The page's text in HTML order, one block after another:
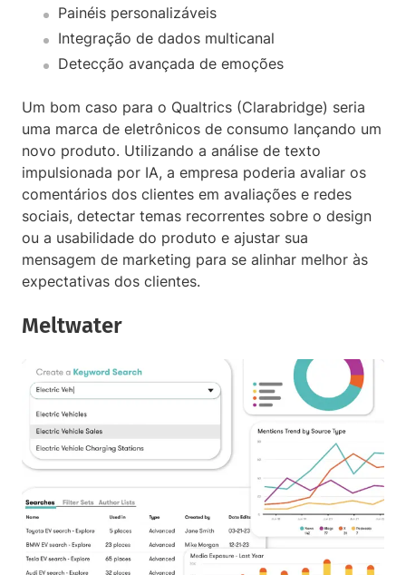
Painéis personalizáveis
Integração de dados multicanal
Detecção avançada de emoções
Um bom caso para o Qualtrics (Clarabridge) seria
uma marca de eletrônicos de consumo lançando um
novo produto. Utilizando a análise de texto
impulsionada por IA, a empresa poderia avaliar os
comentários dos clientes em avaliações e redes
sociais, detectar temas recorrentes sobre o design
ou a usabilidade do produto e ajustar sua
mensagem de marketing para se alinhar melhor às
expectativas dos clientes.
Meltwater